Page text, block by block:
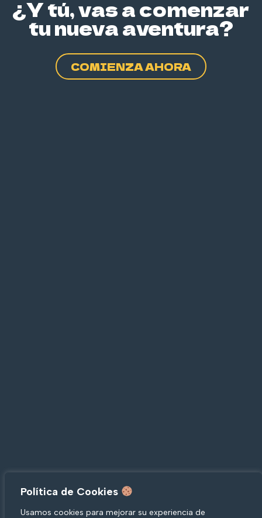
Política de Cookies
Usamos cookies para mejorar su experiencia de
¿Y tú, vas a comenzar
tu nueva aventura?
COMIENZA AHORA